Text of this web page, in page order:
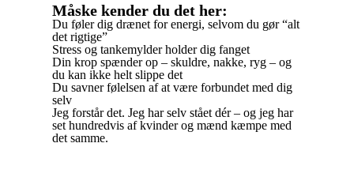
Måske kender du det her:
Du føler dig drænet for energi, selvom du gør “alt
det rigtige”
Stress og tankemylder holder dig fanget
Din krop spænder op – skuldre, nakke, ryg – og
du kan ikke helt slippe det
Du savner følelsen af at være forbundet med dig
selv
Jeg forstår det. Jeg har selv stået dér – og jeg har
set hundredvis af kvinder og mænd kæmpe med
det samme.